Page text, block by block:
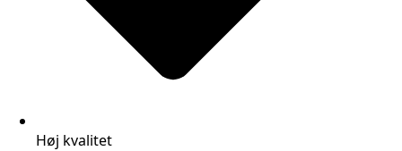
Høj kvalitet